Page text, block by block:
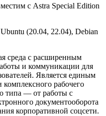
с Astra Special Edition
(20.04, 22.04), Debian
среда с расширенным
и коммуникации для
Является единым
рабочего
типа — от работы с
документооборота
корпоративной соцсети.